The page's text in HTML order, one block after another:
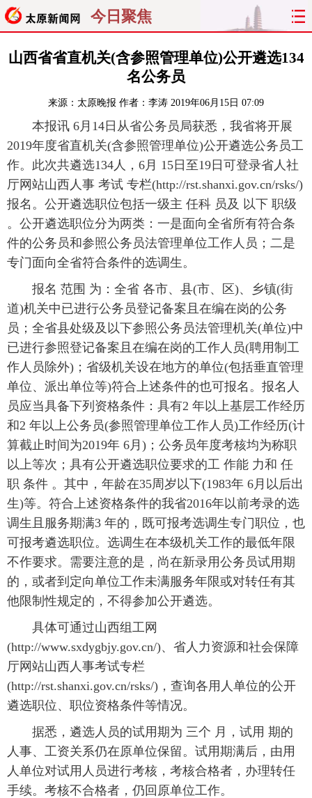
今日聚焦
首页 聚焦 太原 山西
文明
纵横 曝光 综合 专题
旅游 理财 政务 教育
看天下 晋月读
太原日报 太原晚报 热评 社区
山西省省直机关(含参照管理单位)公开遴选134
名公务员
来源： 太原晚报 作者：李涛 2019年06月15日 07:09
本报讯 6月14日从省公务员局获悉，我省将开展
2019年度省直机关(含参照管理单位)公开遴选公务员工
作。此次共遴选134人，6月 15日至19日可登录省人社
厅网站山西人事 考试 专栏(http://rst.shanxi.gov.cn/rsks/)
报名。公开遴选职位包括一级主 任科 员及 以下 职级
。公开遴选职位分为两类：一是面向全省所有符合条
件的公务员和参照公务员法管理单位工作人员；二是
专门面向全省符合条件的选调生。
报名 范围 为：全省 各市、县(市、区)、乡镇(街
道)机关中已进行公务员登记备案且在编在岗的公务
员；全省县处级及以下参照公务员法管理机关(单位)中
已进行参照登记备案且在编在岗的工作人员(聘用制工
作人员除外)；省级机关设在地方的单位(包括垂直管理
单位、派出单位等)符合上述条件的也可报名。报名人
员应当具备下列资格条件：具有2 年以上基层工作经历
和2 年以上公务员(参照管理单位工作人员)工作经历(计
算截止时间为2019年 6月)；公务员年度考核均为称职
以上等次；具有公开遴选职位要求的工 作能 力和 任
职 条件 。其中，年龄在35周岁以下(1983年 6月以后出
生)等。符合上述资格条件的我省2016年以前考录的选
调生且服务期满3 年的，既可报考选调生专门职位，也
可报考遴选职位。选调生在本级机关工作的最低年限
不作要求。需要注意的是，尚在新录用公务员试用期
的，或者到定向单位工作未满服务年限或对转任有其
他限制性规定的，不得参加公开遴选。
具体可通过山西组工网
(http://www.sxdygbjy.gov.cn/)、省人力资源和社会保障
厅网站山西人事考试专栏
(http://rst.shanxi.gov.cn/rsks/)，查询各用人单位的公开
遴选职位、职位资格条件等情况。
据悉，遴选人员的试用期为 三个 月，试用 期的
人事、工资关系仍在原单位保留。试用期满后，由用
人单位对试用人员进行考核，考核合格者，办理转任
手续。考核不合格者，仍回原单位工作。